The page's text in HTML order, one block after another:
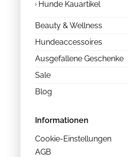
Hunde Kauartikel
Beauty & Wellness
Hundeaccessoires
Ausgefallene Geschenke
Sale
Blog
Informationen
Cookie-Einstellungen
AGB